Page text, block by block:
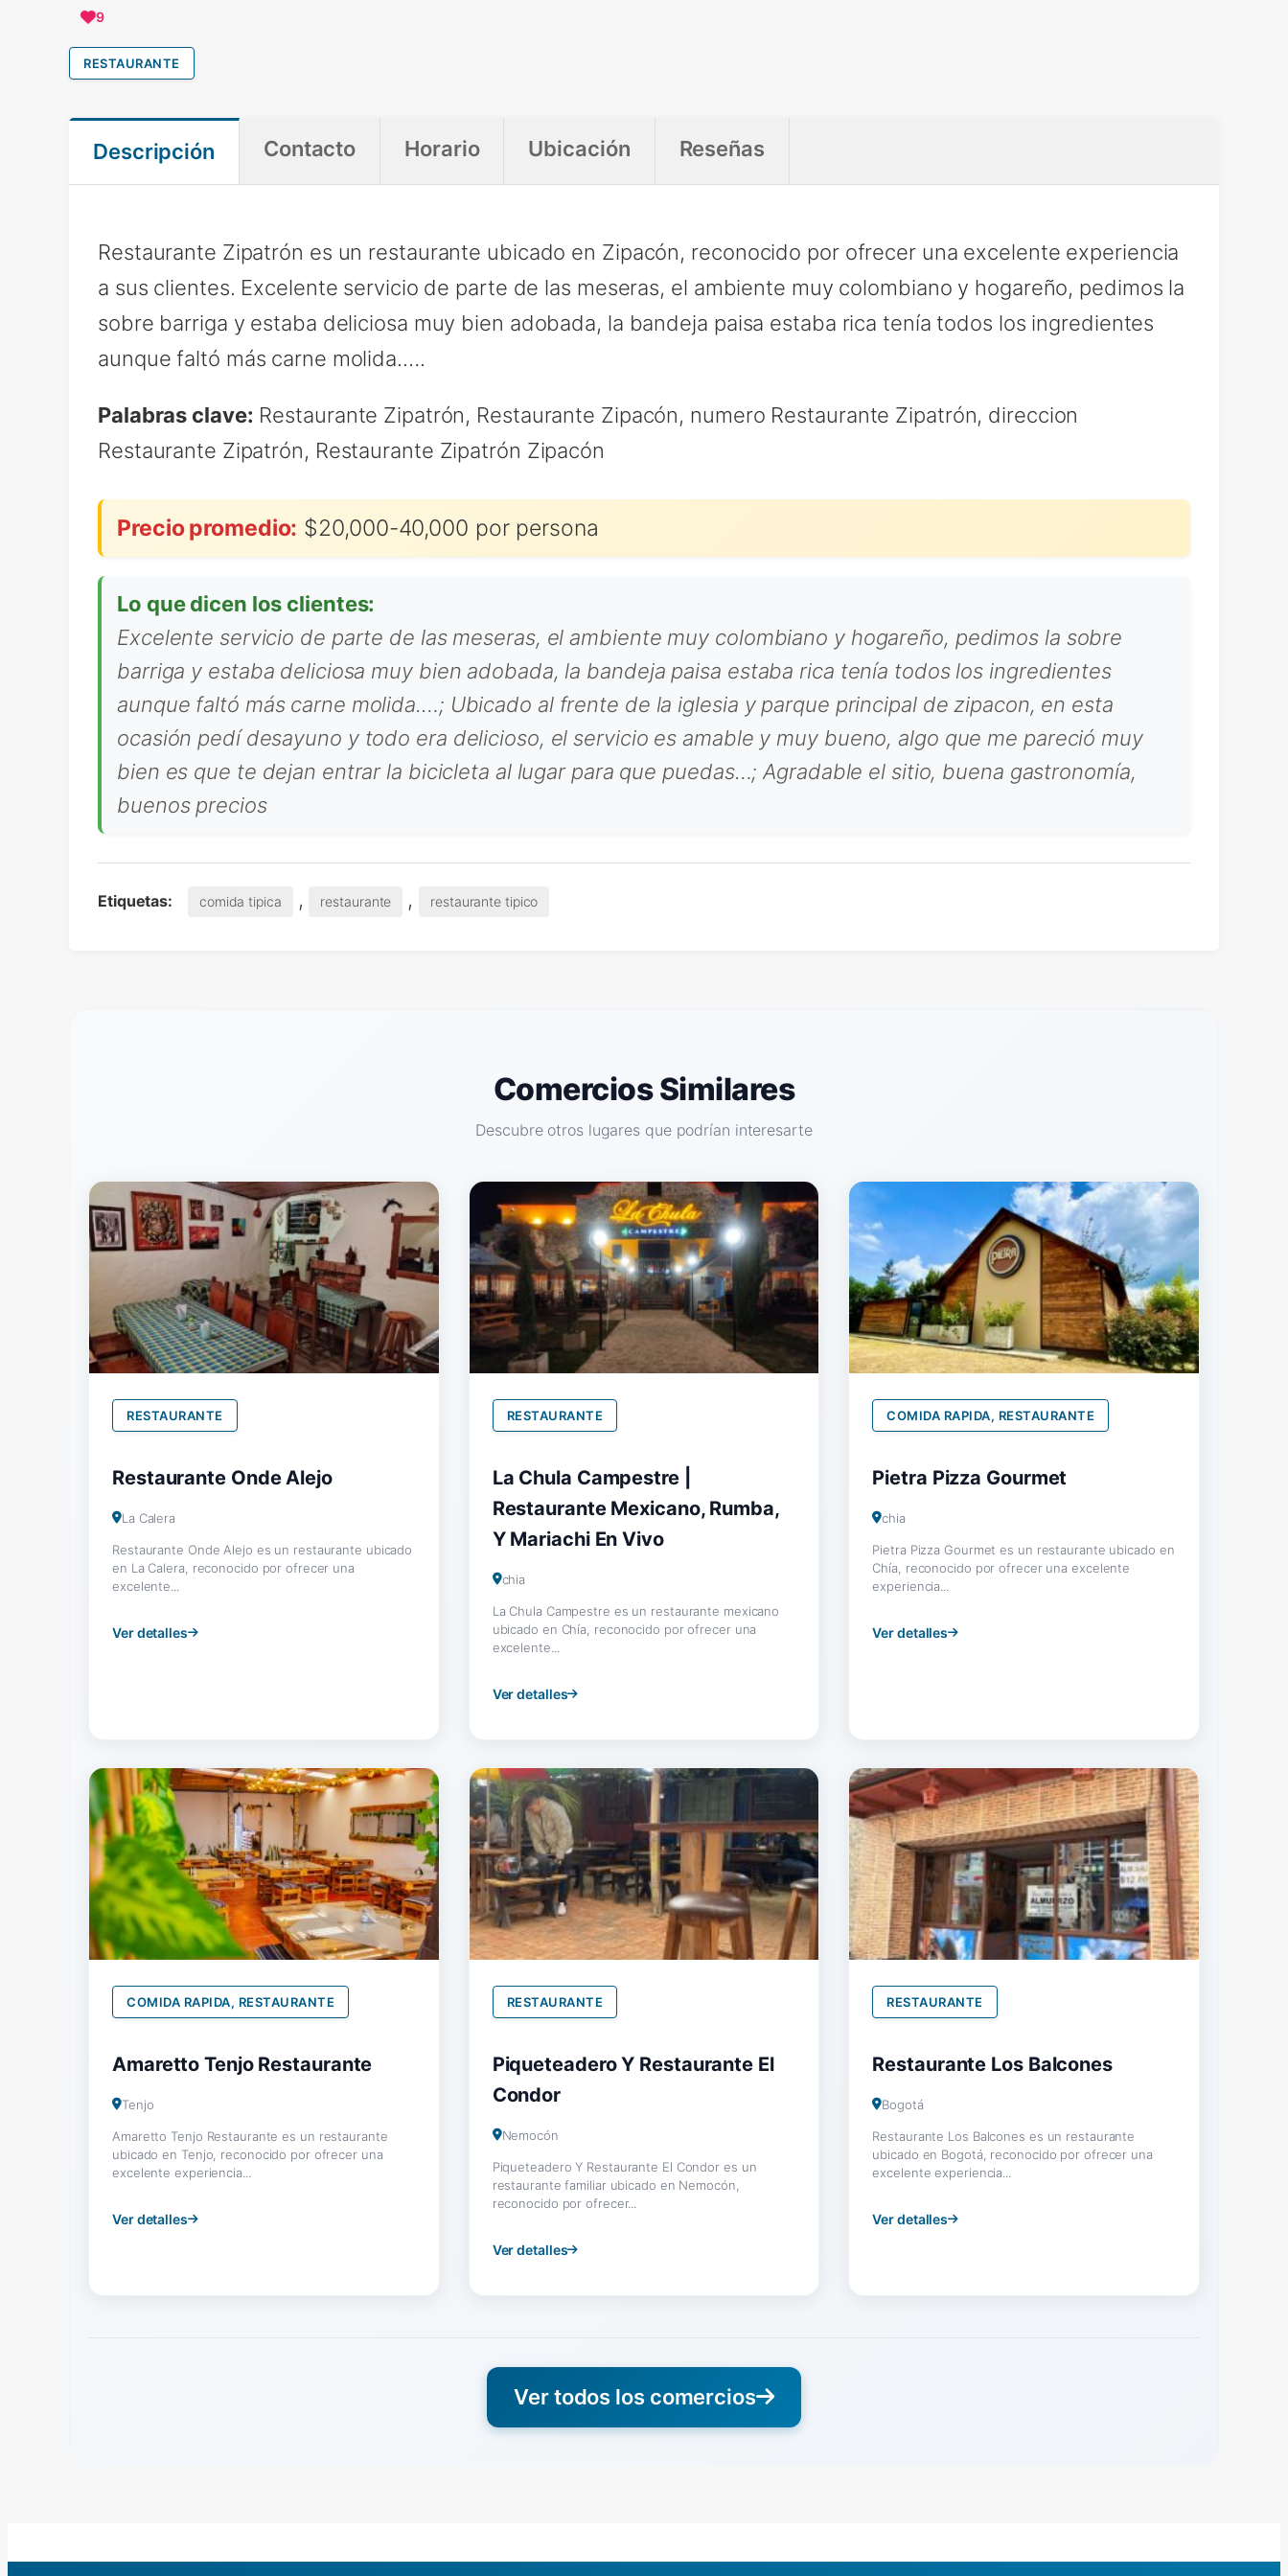
9
RESTAURANTE
Descripción Contacto Horario Ubicación Reseñas
Restaurante Zipatrón es un restaurante ubicado en Zipacón, reconocido por ofrecer una excelente experiencia
a sus clientes. Excelente servicio de parte de las meseras, el ambiente muy colombiano y hogareño, pedimos la
sobre barriga y estaba deliciosa muy bien adobada, la bandeja paisa estaba rica tenía todos los ingredientes
aunque faltó más carne molida.….
Palabras clave: Restaurante Zipatrón, Restaurante Zipacón, numero Restaurante Zipatrón, direccion
Restaurante Zipatrón, Restaurante Zipatrón Zipacón
Precio promedio: $20,000-40,000 por persona
Lo que dicen los clientes:
Excelente servicio de parte de las meseras, el ambiente muy colombiano y hogareño, pedimos la sobre
barriga y estaba deliciosa muy bien adobada, la bandeja paisa estaba rica tenía todos los ingredientes
aunque faltó más carne molida.…; Ubicado al frente de la iglesia y parque principal de zipacon, en esta
ocasión pedí desayuno y todo era delicioso, el servicio es amable y muy bueno, algo que me pareció muy
bien es que te dejan entrar la bicicleta al lugar para que puedas…; Agradable el sitio, buena gastronomía,
buenos precios
Etiquetas: comida tipica , restaurante , restaurante tipico
Comercios Similares
Descubre otros lugares que podrían interesarte
RESTAURANTE
Restaurante Onde Alejo
La Calera
Restaurante Onde Alejo es un restaurante ubicado
en La Calera, reconocido por ofrecer una
excelente...
Ver detalles
RESTAURANTE
La Chula Campestre |
Restaurante Mexicano, Rumba,
Y Mariachi En Vivo
chia
La Chula Campestre es un restaurante mexicano
ubicado en Chía, reconocido por ofrecer una
excelente...
Ver detalles
COMIDA RAPIDA, RESTAURANTE
Pietra Pizza Gourmet
chia
Pietra Pizza Gourmet es un restaurante ubicado en
Chía, reconocido por ofrecer una excelente
experiencia...
Ver detalles
COMIDA RAPIDA, RESTAURANTE
Amaretto Tenjo Restaurante
Tenjo
Amaretto Tenjo Restaurante es un restaurante
ubicado en Tenjo, reconocido por ofrecer una
excelente experiencia...
Ver detalles
RESTAURANTE
Piqueteadero Y Restaurante El
Condor
Nemocón
Piqueteadero Y Restaurante El Condor es un
restaurante familiar ubicado en Nemocón,
reconocido por ofrecer...
Ver detalles
RESTAURANTE
Restaurante Los Balcones
Bogotá
Restaurante Los Balcones es un restaurante
ubicado en Bogotá, reconocido por ofrecer una
excelente experiencia...
Ver detalles
Ver todos los comercios